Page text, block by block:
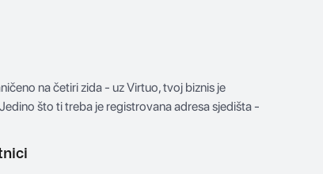
na četiri zida - uz Virtuo, tvoj biznis je
što ti treba je registrovana adresa sjedišta -